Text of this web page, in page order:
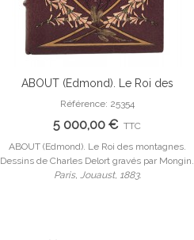
Ajouter Au Panier
ABOUT (Edmond). Le Roi des
montagnes. Dessins de Charles Delort
gravés par Mongin. Reliure de Charles
Lanoé.
Référence: 25354
5 000,00 € TTC
ABOUT (Edmond). Le Roi des montagnes.
Dessins de Charles Delort gravés par Mongin.
Paris, Jouaust, 1883.